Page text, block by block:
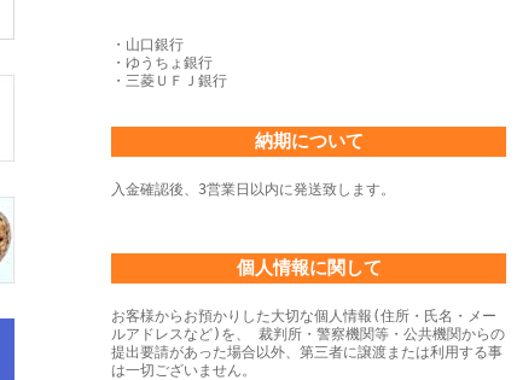
・山口銀行
・ゆうちょ銀行
・三菱ＵＦＪ銀行
納期について
入金確認後、3営業日以内に発送致します。
個人情報に関して
お客様からお預かりした大切な個人情報(住所・氏名・メー
ルアドレスなど)を、 裁判所・警察機関等・公共機関からの
提出要請があった場合以外、第三者に譲渡または利用する事
は一切ございません。